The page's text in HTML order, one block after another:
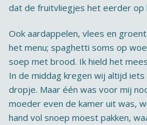
dat de fruitvliegjes het eerder op
Ook aardappelen, vlees en
het menu; spaghetti soms op
soep met brood. Ik hield het
In de middag kregen wij altijd
dropje. Maar één was voor mij
moeder even de kamer uit was,
hand vol snoep moest pakken,